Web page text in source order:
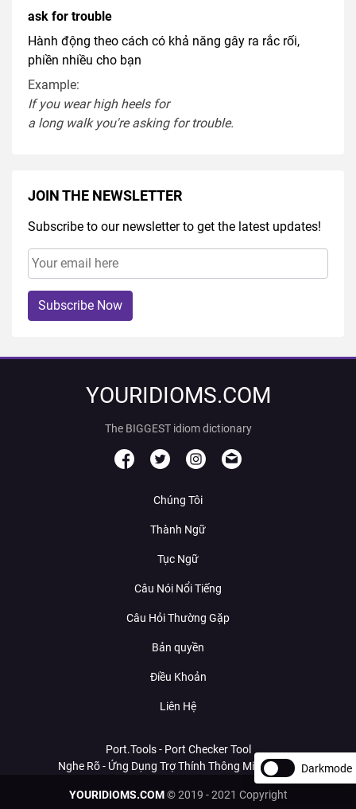
ask for trouble
Hành động theo cách có khả năng gây ra rắc rối,
phiền nhiều cho bạn
Example:
If you wearhigh heelsfor
a long walkyou'reaskingfortrouble.
JOIN THE NEWSLETTER
Subscribe to our newsletter to get the latest updates!
Subscribe Now
YOURIDIOMS.COM
The BIGGEST idiom dictionary
Chúng Tôi
Thành Ngữ
Tục Ngữ
Câu Nói Nổi Tiếng
Câu Hỏi Thường Gặp
Bản quyền
Điều Khoản
Liên Hệ
Port.Tools - Port Checker Tool
Nghe Rõ - Ứng Dụng Trợ Thính Thông Minh Với AI
YOURIDIOMS.COM© 2019 - 2021 Copyright
Darkmode